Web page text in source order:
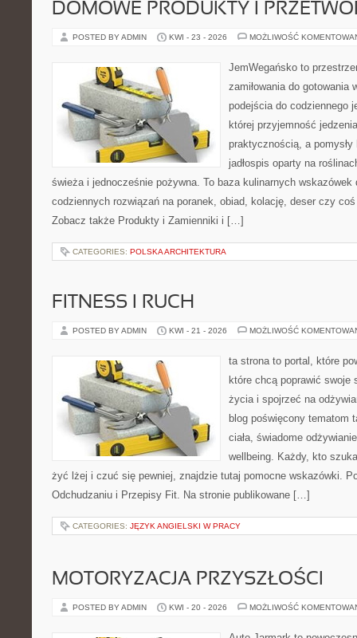
DOMOWE PRODUKTY I
POSTED BY ADMIN KWI - 23 - 2026 MOŻLIWOŚĆ
JemWegańsko to
zamiłowania do gotowania
podejścia do codziennego
której przyjemność
praktycznością, a
jadłospis oparty na
świeża i jednocześnie pożywna. To baza kulinarnych
codziennych rozwiązań na poranek, obiad, kolację, deser czy
Zobacz także Produkty i Zamienniki i […]
CATEGORIES: POLSKA ARCHITEKTURA
FITNESS I RUCH
POSTED BY ADMIN KWI - 21 - 2026 MOŻLIWOŚĆ
ta strona to portal, które
które chcą poprawić
życia i spojrzeć na
blog poświęcony tematom
ciała, świadome
wellbeing. Każdy, kto
żyć lżej i czuć się pewniej, znajdzie tutaj pomocne wskazówki.
Odchudzaniu i Przepisy Fit. Na stronie publikowane […]
CATEGORIES: JĘZYK ANGIELSKI W PRACY
MOTORYZACJA PRZYSZŁOŚCI
POSTED BY ADMIN KWI - 20 - 2026 MOŻLIWOŚĆ